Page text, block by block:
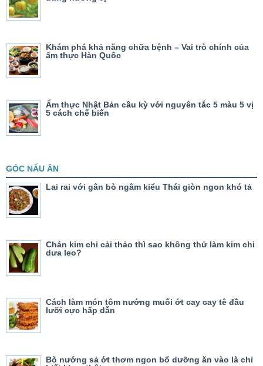
Khám phá khả năng chữa bệnh – Vai trò chính của
ẩm thực Hàn Quốc
Ẩm thực Nhật Bản cầu kỳ với nguyên tắc 5 màu 5 vị
5 cách chế biến
GÓC NẤU ĂN
Lai rai với gân bò ngâm kiểu Thái giòn ngon khó tả
Chán kim chi cải thảo thì sao không thử làm kim chi
dưa leo?
Cách làm món tôm nướng muối ớt cay cay tê đầu
lưỡi cực hấp dẫn
Bò nướng sả ớt thơm ngon bổ dưỡng ăn vào là chỉ